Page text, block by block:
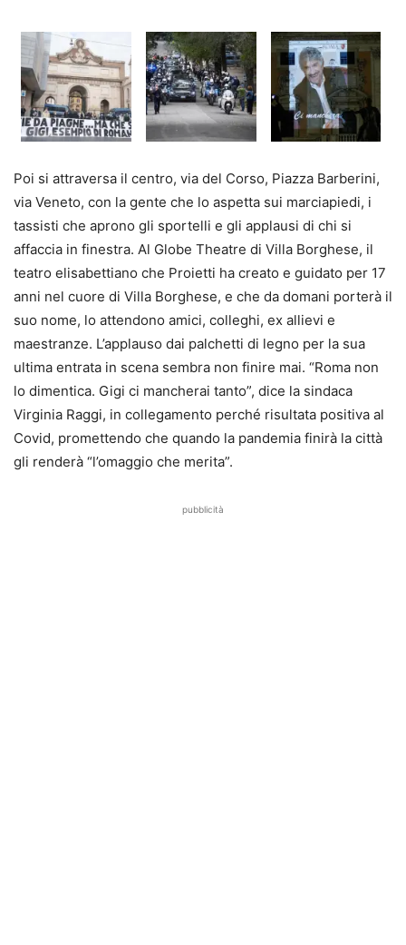
Poi si attraversa il centro, via del Corso, Piazza Barberini,
via Veneto, con la gente che lo aspetta sui marciapiedi, i
tassisti che aprono gli sportelli e gli applausi di chi si
affaccia in finestra. Al Globe Theatre di Villa Borghese, il
teatro elisabettiano che Proietti ha creato e guidato per 17
anni nel cuore di Villa Borghese, e che da domani porterà il
suo nome, lo attendono amici, colleghi, ex allievi e
maestranze. L’applauso dai palchetti di legno per la sua
ultima entrata in scena sembra non finire mai. “Roma non
lo dimentica. Gigi ci mancherai tanto”, dice la sindaca
Virginia Raggi, in collegamento perché risultata positiva al
Covid, promettendo che quando la pandemia finirà la città
gli renderà “l’omaggio che merita”.
pubblicità